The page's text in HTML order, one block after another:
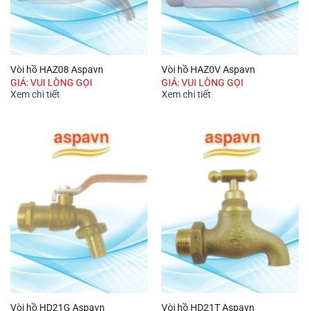
Vòi hồ HAZ08 Aspavn
GIÁ: VUI LÒNG GỌI
Xem chi tiết
Vòi hồ HAZ0V Aspavn
GIÁ: VUI LÒNG GỌI
Xem chi tiết
Vòi hồ HD21G Aspavn Vòi hồ HD21T Aspavn